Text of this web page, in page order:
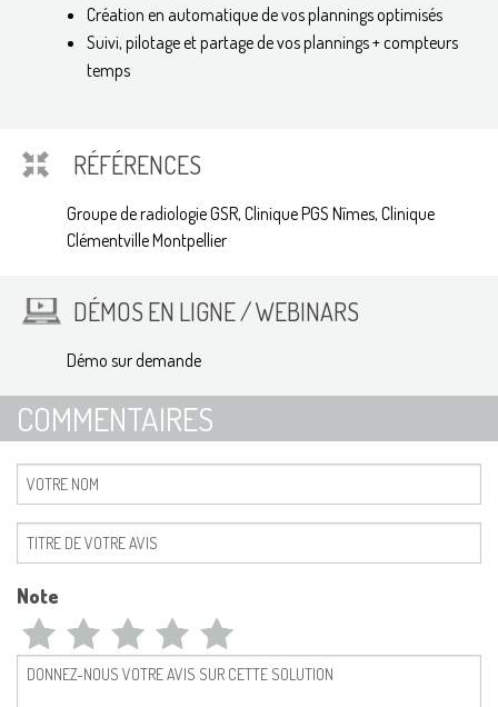
Création en automatique de vos plannings optimisés
Suivi, pilotage et partage de vos plannings + compteurs
temps
RÉFÉRENCES
Groupe de radiologie GSR, Clinique PGS Nîmes, Clinique
Clémentville Montpellier
DÉMOS EN LIGNE / WEBINARS
Démo sur demande
COMMENTAIRES
Note